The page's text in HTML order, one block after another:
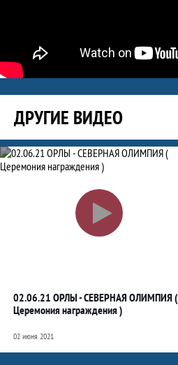
ДРУГИЕ ВИДЕО
Видео
02.06.21 ОРЛЫ - СЕВЕРНАЯ ОЛИМПИЯ (
Церемония награждения )
02 июня 2021